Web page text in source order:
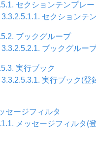
セクションテンプレー
3.3.2.5.1.1. セクションテ
ブックグループ
3.3.2.5.2.1. ブックグルー
実行ブック
3.3.2.5.3.1. 実行ブック(登
セージフィルタ
メッセージフィルタ(